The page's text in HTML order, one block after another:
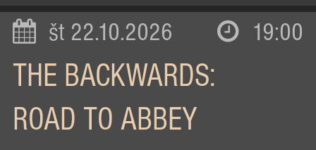
št 22.10.2026 19:00
THE BACKWARDS:
ROAD TO ABBEY